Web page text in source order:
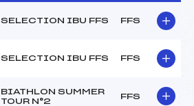
SELECTION IBU FFS FFS
SELECTION IBU FFS FFS
BIATHLON SUMMER
TOUR N°2
FFS